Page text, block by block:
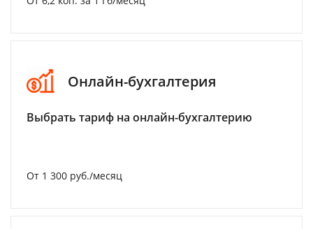
Онлайн-бухгалтерия
Выбрать тариф на онлайн-бухгалтерию
От 1 300 руб./месяц